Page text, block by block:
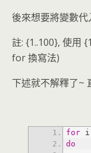
後來想要將變數
註: {1..100}, 使用
for 換寫法)
下述就不解釋了~
for i
do